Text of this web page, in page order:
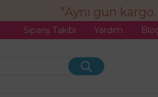
"Aynı gün kargo.
Sipariş Takibi Yardım